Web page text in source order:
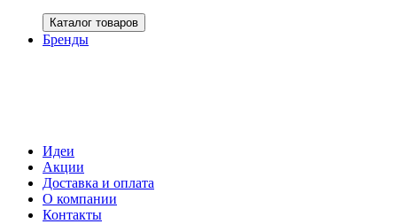
Каталог товаров
Бренды
Идеи
Акции
Доставка и оплата
О компании
Контакты